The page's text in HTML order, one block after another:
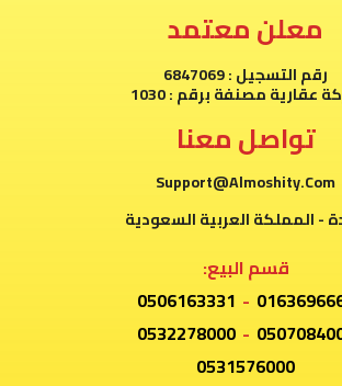
معلن معتمد
رقم التسجيل : 6847069
عقارية مصنفة برقم : 1030
تواصل معنا
Support@Almoshity.Com
- المملكة العربية السعودية
قسم البيع:
-
0506163331
-
0532278000
0531576000